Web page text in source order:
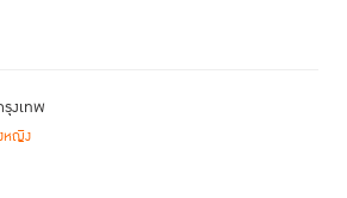
ดการณ์ได้ นำไปสู่การเติบโตทางเศรษฐกิจที่
วจสอบการใช้อำนาจรัฐ สร้างความโปร่งใส และ
งเทพ
หญิง